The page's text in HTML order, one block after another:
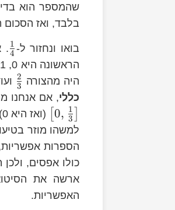
שהמספר הוא
בלבד, ואז הסכום
בואו ונחזור ל- 4
1
.
הראשונה היא 0, 1 או 2? אם היא הייתה
2
היה מהצורה 3
2 0
כללי, אם אנחנו
a\in\left[0,\frac{1}
{3}\right]
[0, 3
1 (ואז היא 0) או ש-
למשהו מוזר
כולו אפסים, ולכן
ארשה את
האפשריות.